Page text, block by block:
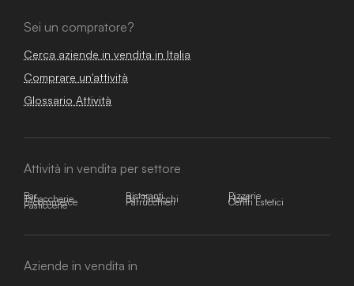
Sei un compratore?
Cerca aziende in vendita in Italia
Comprare un'attività
Glossario Attività
Attività in vendita per settore
Bar Ristoranti Pizzerie
Tabaccherie Bar Tabacchi Hotel
E-commerce Parrucchieri Centri Estetici
Pasticcerie
Aziende in vendita in